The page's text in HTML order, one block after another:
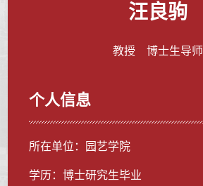
汪良驹
教授 博士生导师
个人信息
所在单位：园艺学院
学历：博士研究生毕业